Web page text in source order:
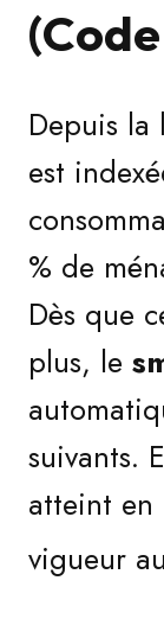
Depuis la
est
% de
Dès que
plus, le
suivants.
atteint en
vigueur